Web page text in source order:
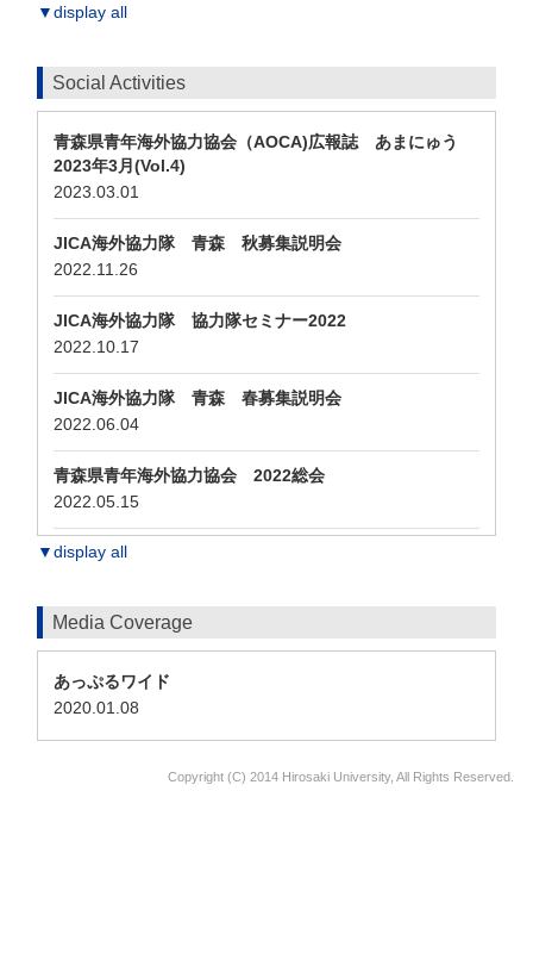
▼display all
Social Activities
青森県青年海外協力協会（AOCA)広報誌 あまにゅう
2023年3月(Vol.4)
2023.03.01
JICA海外協力隊 青森 秋募集説明会
2022.11.26
JICA海外協力隊 協力隊セミナー2022
2022.10.17
JICA海外協力隊 青森 春募集説明会
2022.06.04
青森県青年海外協力協会 2022総会
2022.05.15
▼display all
Media Coverage
あっぷるワイド
2020.01.08
Copyright (C) 2014 Hirosaki University, All Rights Reserved.